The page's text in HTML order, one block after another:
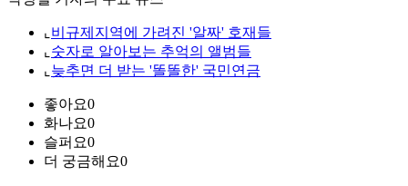
⌞ 비규제지역에 가려진 '알짜' 호재들
⌞ 숫자로 알아보는 추억의 앨범들
⌞ 늦추면 더 받는 '똘똘한' 국민연금
좋아요0
화나요0
슬퍼요0
더 궁금해요0